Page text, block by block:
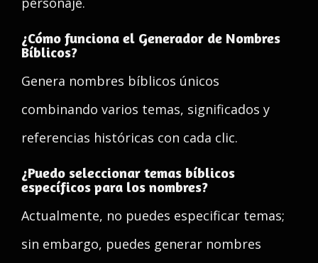
¿Cómo funciona el Generador de Nombres
Bíblicos?
Genera nombres bíblicos únicos
combinando varios temas, significados y
referencias históricas con cada clic.
¿Puedo seleccionar temas bíblicos
específicos para los nombres?
Actualmente, no puedes especificar temas;
sin embargo, puedes generar nombres